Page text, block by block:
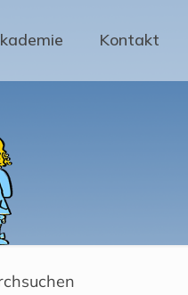
Kontakt